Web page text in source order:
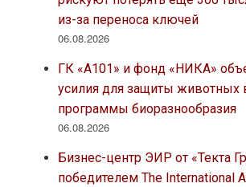
из-за переноса ключей
06.08.2026
ГК «А101» и фонд «НИКА»
усилия для защиты животных
программы биоразнообразия
06.08.2026
Бизнес-центр ЭИР от «Текта
победителем The International